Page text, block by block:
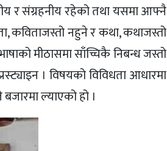
र संग्रहनीय रहेको तथा यसमा आफ्नै
कविताजस्तो नहुने र कथा, कथाजस्तो
मीठासमा साँच्चिकै निबन्ध जस्तो
। विषयको विविधता आधारमा
ल्याएको हो ।